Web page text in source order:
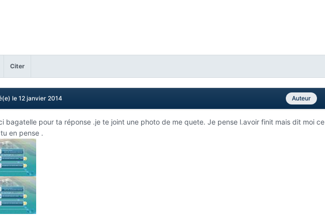
Citer
Auteur
le 12 janvier 2014
bagatelle pour ta réponse .je te joint une photo de me quete. Je pense l.avoir finit mais dit moi ce
en pense .